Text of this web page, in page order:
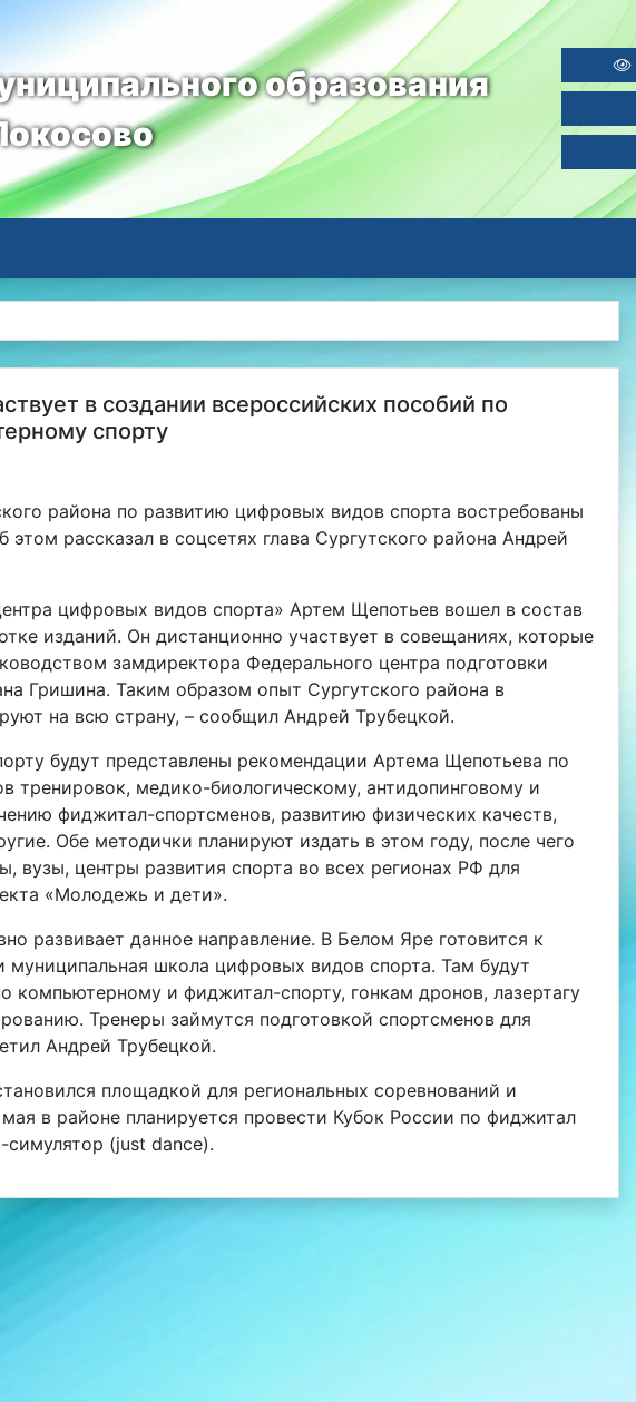
образования
в создании всероссийских пособий по
спорту
района по развитию цифровых видов спорта востребованы
рассказал в соцсетях глава Сургутского района Андрей
цифровых видов спорта» Артем Щепотьев вошел в состав
изданий. Он дистанционно участвует в совещаниях, которые
замдиректора Федерального центра подготовки
Гришина. Таким образом опыт Сургутского района в
на всю страну, – сообщил Андрей Трубецкой.
будут представлены рекомендации Артема Щепотьева по
тренировок, медико-биологическому, антидопинговому и
фиджитал-спортсменов, развитию физических качеств,
Обе методички планируют издать в этом году, после чего
вузы, центры развития спорта во всех регионах РФ для
«Молодежь и дети».
развивает данное направление. В Белом Яре готовится к
муниципальная школа цифровых видов спорта. Там будут
компьютерному и фиджитал-спорту, гонкам дронов, лазертагу
Тренеры займутся подготовкой спортсменов для
Андрей Трубецкой.
площадкой для региональных соревнований и
в районе планируется провести Кубок России по фиджитал
(just dance).